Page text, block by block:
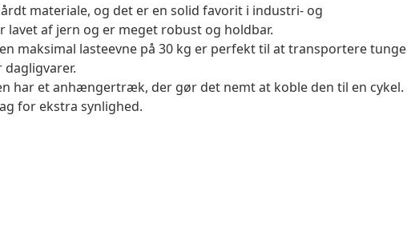
materiale, og det er en solid favorit i industri- og
af jern og er meget robust og holdbar.
maksimal lasteevne på 30 kg er perfekt til at transportere tunge
har et anhængertræk, der gør det nemt at koble den til en cykel.
for ekstra synlighed.